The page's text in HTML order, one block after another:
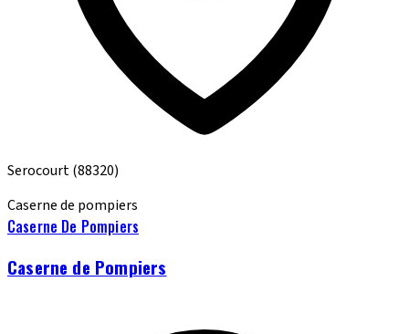
Serocourt(88320)
Caserne de pompiers
Caserne De Pompiers
Caserne de Pompiers